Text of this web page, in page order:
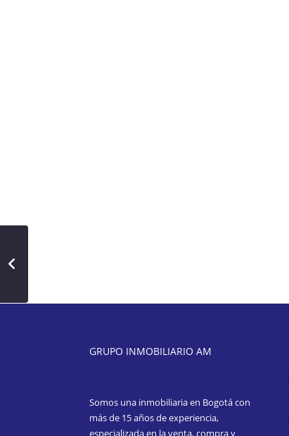
GRUPO INMOBILIARIO AM
Somos una inmobiliaria en Bogotá con
más de 15 años de experiencia,
especializada en la venta, compra y